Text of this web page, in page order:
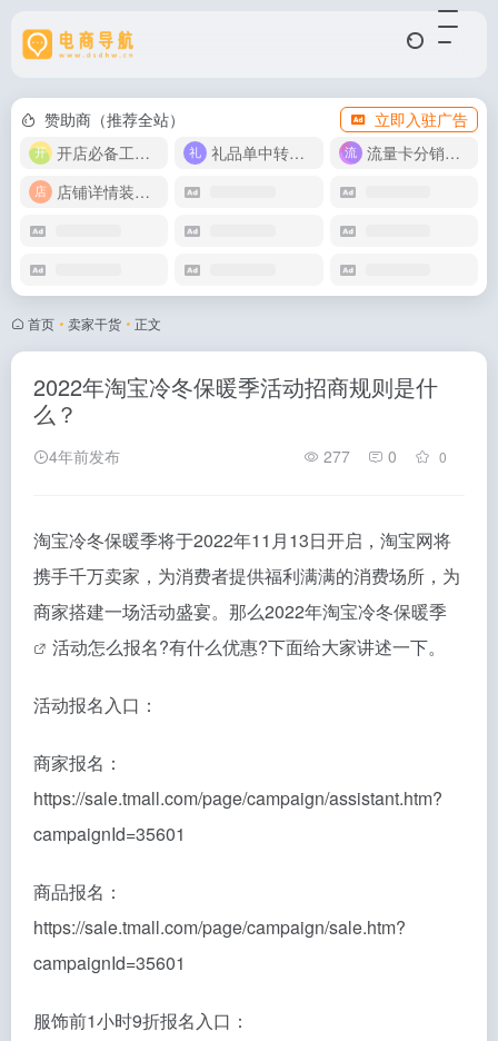
赞助商（推荐全站）
立即入驻广告
开店必备工具箱
礼品单中转同步单
流量卡分销代理
店铺详情装修模版
首页 • 卖家干货 • 正文
2022年淘宝冷冬保暖季活动招商规则是什
么？
4年前发布 277 0 0
淘宝冷冬保暖季将于2022年11月13日开启，淘宝网将
携手千万卖家，为消费者提供福利满满的消费场所，为
商家搭建一场活动盛宴。那么2022年淘宝冷冬保暖季
活动怎么报名?有什么优惠?下面给大家讲述一下。
活动报名入口：
商家报名：
https://sale.tmall.com/page/campaign/assistant.htm?
campaignId=35601
商品报名：
https://sale.tmall.com/page/campaign/sale.htm?
campaignId=35601
服饰前1小时9折报名入口：